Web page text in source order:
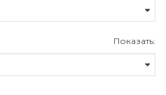
Показать: